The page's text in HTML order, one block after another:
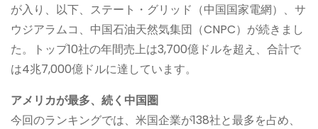
が入り、以下、ステート・グリッド（中国国家電網）、サ
ウジアラムコ、中国石油天然気集団（CNPC）が続きまし
た。トップ10社の年間売上は3,700億ドルを超え、合計で
は4兆7,000億ドルに達しています。
アメリカが最多、続く中国圏
今回のランキングでは、米国企業が138社と最多を占め、